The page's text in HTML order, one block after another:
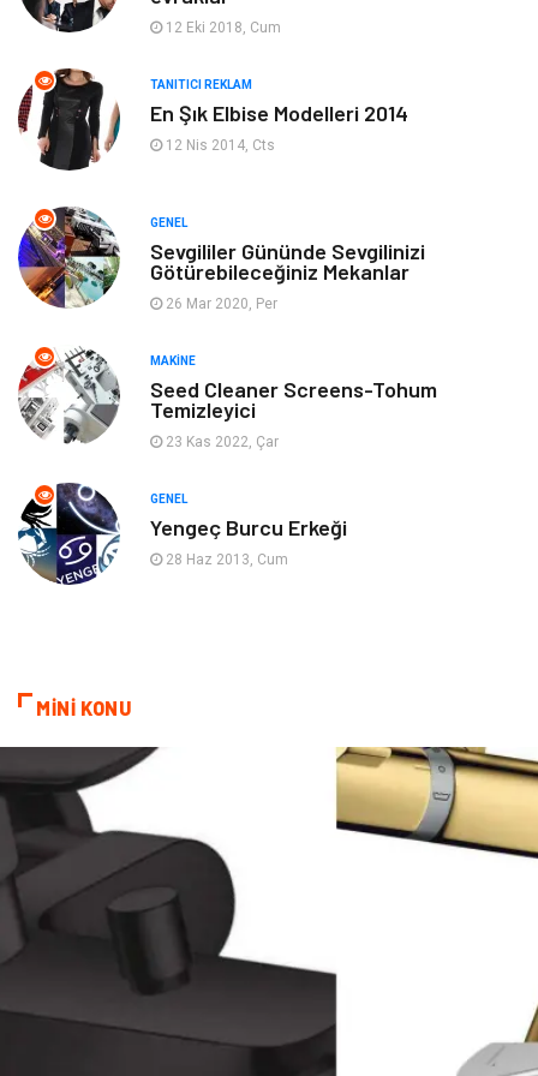
Giyim
Ev Dekorasyon Organizasyon
Anne & Çocuk Genel Kültür
Ev İşleri
Gençlik & Eğlence
Mobilya
Evlilik Rehberi
Astroloji Keyfinizi Kaçırmayın
Sigorta
Yazı Tahtaları
12 Eki 2018, Cum
TANITICI REKLAM
En Şık Elbise Modelleri 2014
12 Nis 2014, Cts
GENEL
Sevgililer Gününde Sevgilinizi
Götürebileceğiniz Mekanlar
26 Mar 2020, Per
MAKINE
Seed Cleaner Screens-Tohum
Temizleyici
23 Kas 2022, Çar
GENEL
Yengeç Burcu Erkeği
28 Haz 2013, Cum
MİNİ KONU